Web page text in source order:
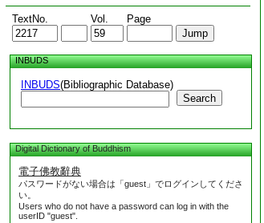
TextNo. Vol. Page
INBUDS
INBUDS(Bibliographic Database)
Search
Digital Dictionary of Buddhism
電子佛教辭典
パスワードがない場合は「guest」でログインしてくださ
い。
Users who do not have a password can log in with the
userID "guest".